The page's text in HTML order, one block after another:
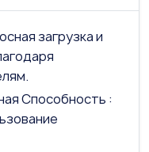
загрузка и
Способность :